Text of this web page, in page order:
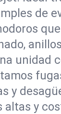
de
unidad
y
y